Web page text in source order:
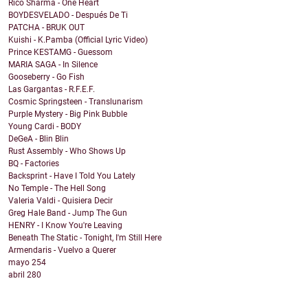
Rico Sharma - One Heart
BOYDESVELADO - Después De Ti
PATCHA - BRUK OUT
Kuishi - K.Pamba (Official Lyric Video)
Prince KESTAMG - Guessom
MARIA SAGA - In Silence
Gooseberry - Go Fish
Las Gargantas - R.F.E.F.
Cosmic Springsteen - Translunarism
Purple Mystery - Big Pink Bubble
Young Cardi - BODY
DeGeA - Blin Blin
Rust Assembly - Who Shows Up
BQ - Factories
Backsprint - Have I Told You Lately
No Temple - The Hell Song
Valeria Valdi - Quisiera Decir
Greg Hale Band - Jump The Gun
HENRY - I Know You're Leaving
Beneath The Static - Tonight, I'm Still Here
Armendaris - Vuelvo a Querer
mayo 254
abril 280